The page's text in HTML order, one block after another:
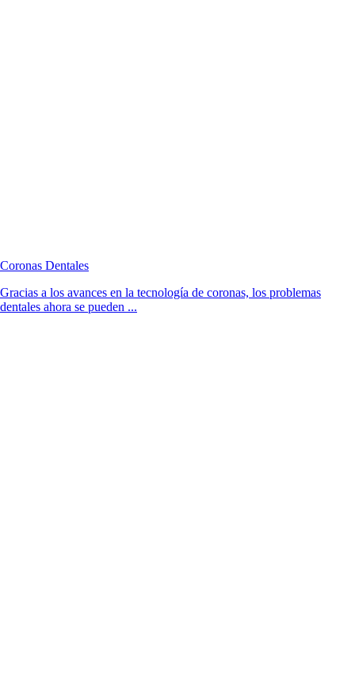
Coronas Dentales
Gracias a los avances en la tecnología de coronas, los problemas
dentales ahora se pueden ...